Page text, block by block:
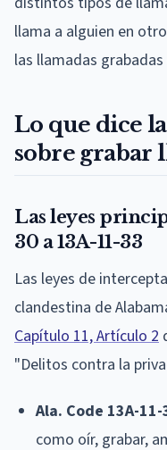
llama a alguien en
las llamadas
Lo que dice
sobre grabar
Las leyes
30 a 13A-11-33
Las leyes de
clandestina de
Capítulo 11, Artículo 2
"Delitos contra la
Ala. Code 13A-11-
como oír, grabar,